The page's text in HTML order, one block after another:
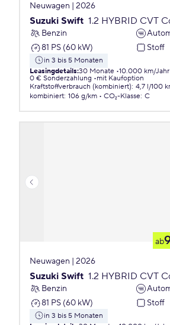
Neuwagen | 2026
Suzuki Swift 1.2 HYBRID CVT
Benzin
81 PS (60 kW)
Stoff
in 3 bis 5 Monaten
Leasingdetails:30 Monate 10.000 km/Jahr
0 € Sonderzahlung
mit Kaufoption
Kraftstoffverbrauch (kombiniert): 4,7 l/100
kombiniert: 106 g/km CO₂-Klasse: C
ab
Neuwagen | 2026
Suzuki Swift 1.2 HYBRID CVT
Benzin
81 PS (60 kW)
Stoff
in 3 bis 5 Monaten